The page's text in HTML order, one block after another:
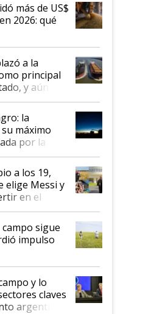
más de US$
2026: qué
a la
principal
y aún así
seis de cada
el
la
máximo
por la
a los 19,
elige Messi y
en el
como "darle
droga":
el libertario
crisis salió
sigue
impulso
y lo
claves
argentino